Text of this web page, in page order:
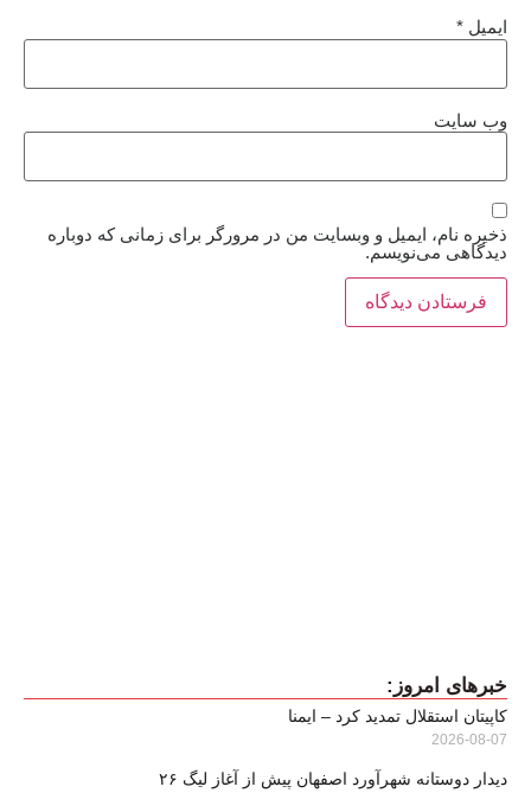
ایمیل *
وب‌ سایت
ذخیره نام، ایمیل و وبسایت من در مرورگر برای زمانی که دوباره
دیدگاهی می‌نویسم.
خبرهای امروز:
کاپیتان استقلال تمدید کرد – ایمنا
2026-08-07
دیدار دوستانه شهرآورد اصفهان پیش از آغاز لیگ ۲۶